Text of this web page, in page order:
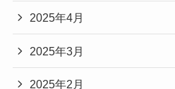
2025年4月
2025年3月
2025年2月